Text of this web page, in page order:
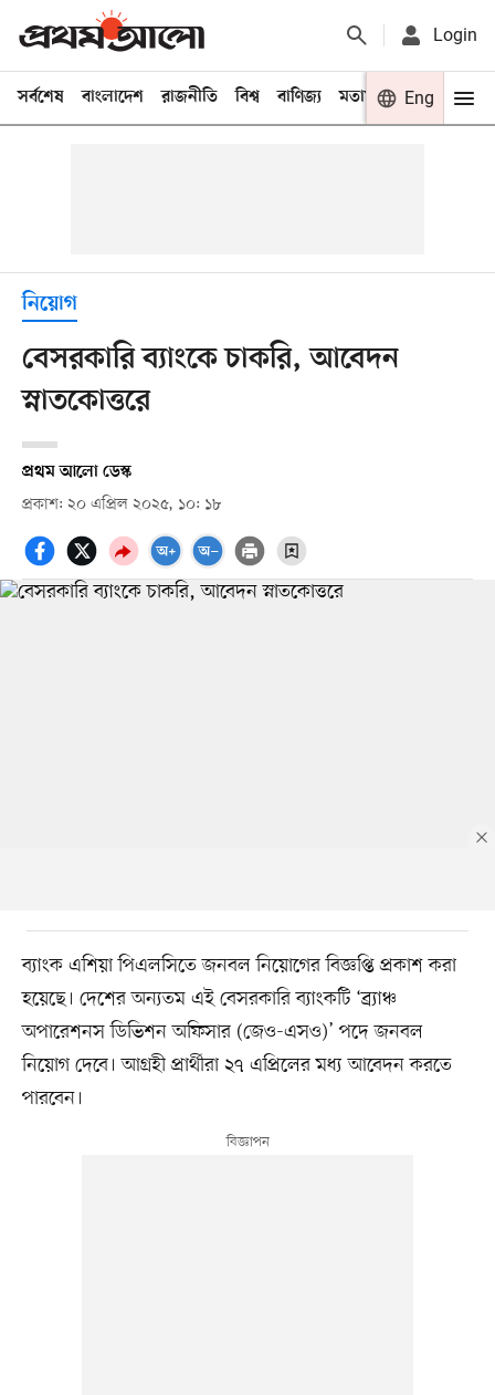
Login
সর্বশেষ বাংলাদেশ রাজনীতি বিশ্ব বাণিজ্য মতামত খেলা
Eng
নিয়োগ
বেসরকারি ব্যাংকে চাকরি, আবেদন
স্নাতকোত্তরে
প্রথম আলো ডেস্ক
প্রকাশ: ২০ এপ্রিল ২০২৫, ১০: ১৮
ব্যাংক এশিয়া পিএলসিতে জনবল নিয়োগের বিজ্ঞপ্তি প্রকাশ করা
হয়েছে। দেশের অন্যতম এই বেসরকারি ব্যাংকটি ‘ব্র্যাঞ্চ
অপারেশনস ডিভিশন অফিসার (জেও-এসও)’ পদে জনবল
নিয়োগ দেবে। আগ্রহী প্রার্থীরা ২৭ এপ্রিলের মধ্য আবেদন করতে
পারবেন।